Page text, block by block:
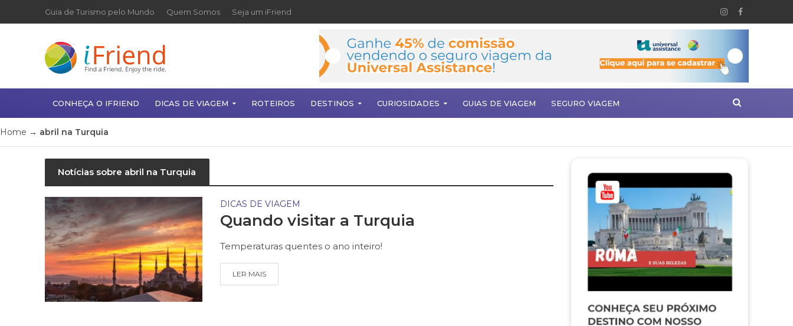
Guia de Turismo pelo Mundo Quem Somos Seja um iFriend
CONHEÇA O IFRIEND DICAS DE VIAGEM ROTEIROS DESTINOS CURIOSIDADES GUIAS DE VIAGEM SEGURO VIAGEM
Home → abril na Turquia
Notícias sobre abril na Turquia
DICAS DE VIAGEM
Quando visitar a Turquia
Temperaturas quentes o ano inteiro!
LER MAIS